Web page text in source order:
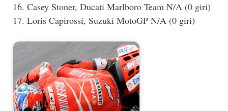
16. Casey Stoner, Ducati Marlboro Team N/A (0 giri)
17. Loris Capirossi, Suzuki MotoGP N/A (0 giri)